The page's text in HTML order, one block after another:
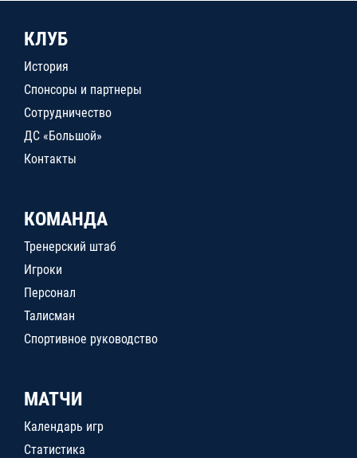
КЛУБ
История
Спонсоры и партнеры
Сотрудничество
ДС «Большой»
Контакты
КОМАНДА
Тренерский штаб
Игроки
Персонал
Талисман
Спортивное руководство
МАТЧИ
Календарь игр
Статистика